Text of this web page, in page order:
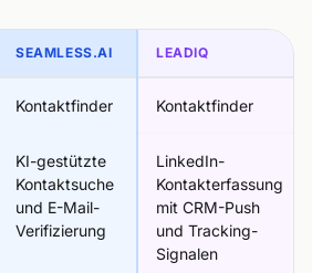
SEAMLESS.AI LEADIQ
Kontaktfinder Kontaktfinder
KI-gestützte
Kontaktsuche
und E-Mail-
Verifizierung
LinkedIn-
Kontakterfassung
mit CRM-Push
und Tracking-
Signalen